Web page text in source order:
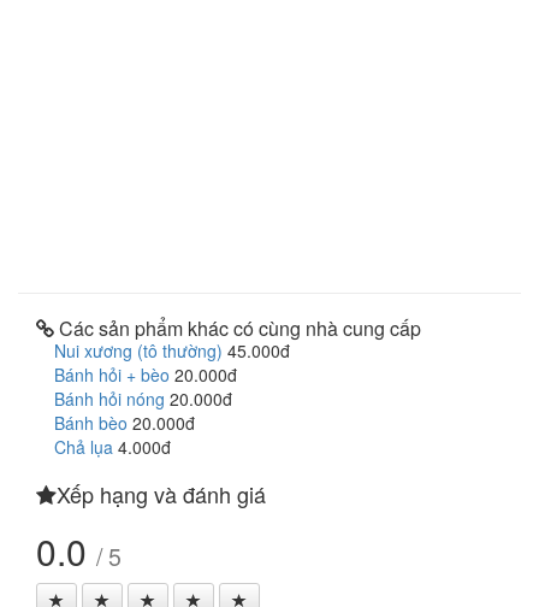
Các sản phẩm khác có cùng nhà cung cấp
Nui xương (tô thường) 45.000đ
Bánh hỏi + bèo 20.000đ
Bánh hỏi nóng 20.000đ
Bánh bèo 20.000đ
Chả lụa 4.000đ
Xếp hạng và đánh giá
0.0 / 5